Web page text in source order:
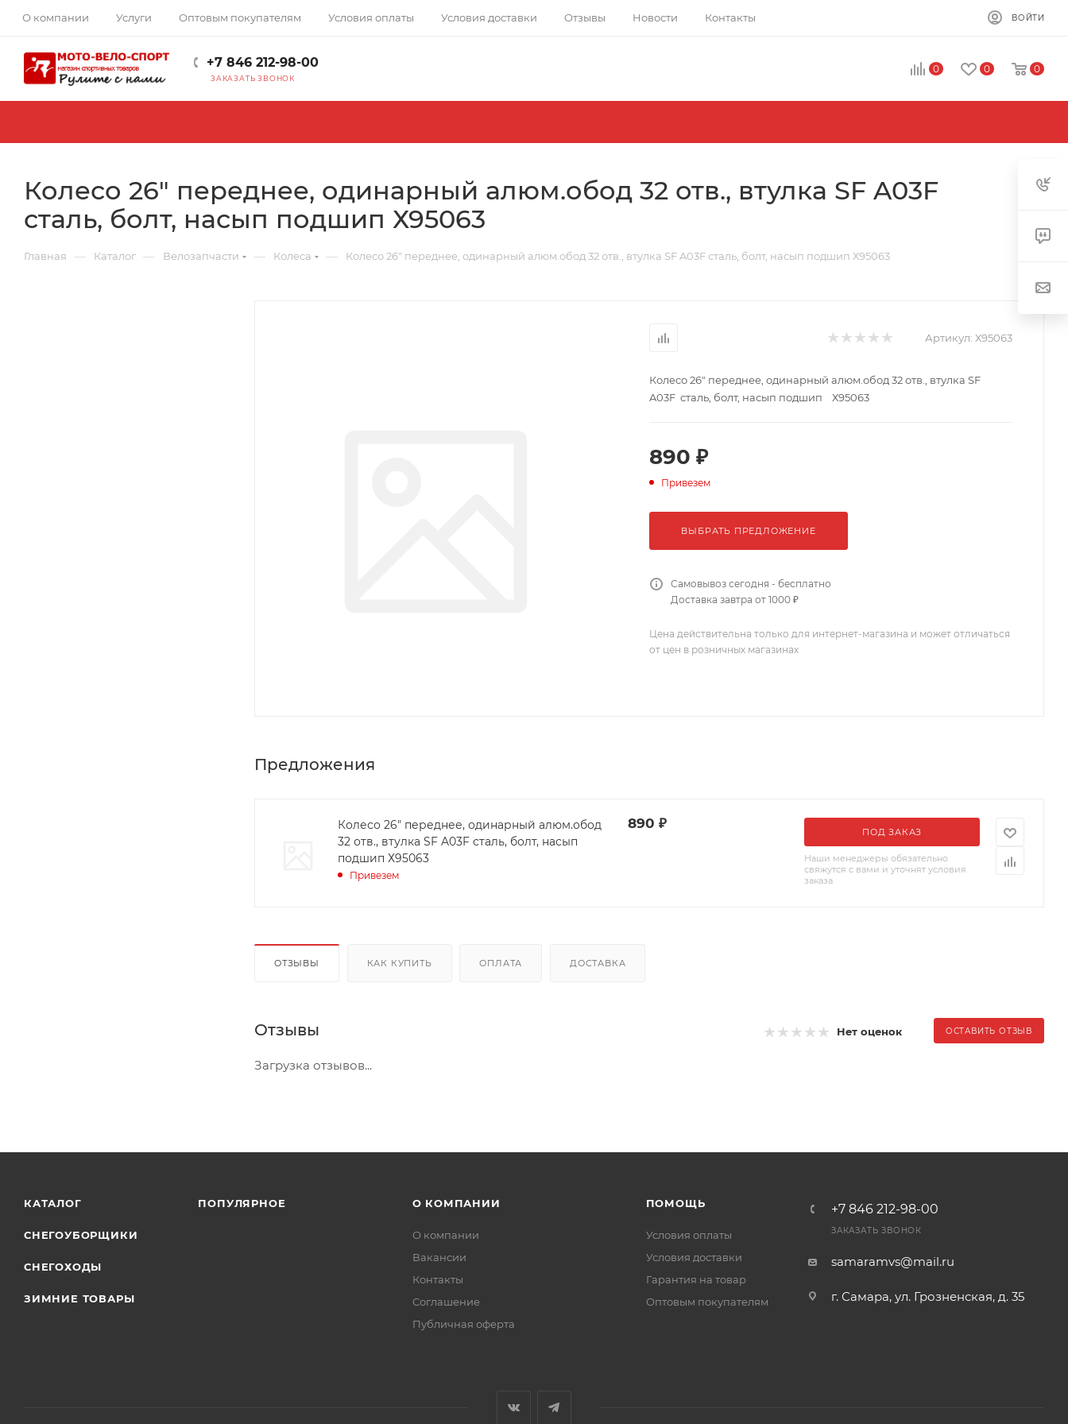
О компании Услуги Оптовым покупателям Условия оплаты Условия доставки Отзывы Новости Контакты ВОЙТИ
+7 846 212-98-00
ЗАКАЗАТЬ ЗВОНОК
0 0 0
Колесо 26" переднее, одинарный алюм.обод 32 отв., втулка SF A03F
сталь, болт, насып подшип Х95063
Главная — Каталог — Велозапчасти — Колеса — Колесо 26" переднее, одинарный алюм.обод 32 отв., втулка SF A03F сталь, болт, насып подшип Х95063
Артикул: Х95063
Колесо 26" переднее, одинарный алюм.обод 32 отв., втулка SF
A03F сталь, болт, насып подшип Х95063
890 ₽
Привезем
ВЫБРАТЬ ПРЕДЛОЖЕНИЕ
Самовывоз сегодня - бесплатно
Доставка завтра от 1000 ₽
Цена действительна только для интернет-магазина и может отличаться
от цен в розничных магазинах
Предложения
Колесо 26" переднее, одинарный алюм.обод
32 отв., втулка SF A03F сталь, болт, насып
подшип Х95063
Привезем
890 ₽
ПОД ЗАКАЗ
Наши менеджеры обязательно
свяжутся с вами и уточнят условия
заказа
ОТЗЫВЫ КАК КУПИТЬ ОПЛАТА ДОСТАВКА
Отзывы Нет оценок ОСТАВИТЬ ОТЗЫВ
Загрузка отзывов...
КАТАЛОГ
СНЕГОУБОРЩИКИ
СНЕГОХОДЫ
ЗИМНИЕ ТОВАРЫ
ПОПУЛЯРНОЕ О КОМПАНИИ
О компании
Вакансии
Контакты
Соглашение
Публичная оферта
ПОМОЩЬ
Условия оплаты
Условия доставки
Гарантия на товар
Оптовым покупателям
+7 846 212-98-00
ЗАКАЗАТЬ ЗВОНОК
samaramvs@mail.ru
г. Самара, ул. Грозненская, д. 35